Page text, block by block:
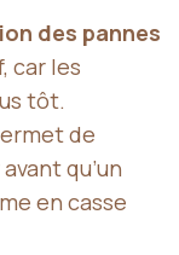
des pannes
car les
tôt.
de
qu’un
en casse